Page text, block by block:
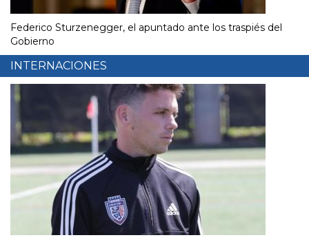
Federico Sturzenegger, el apuntado ante los traspiés del
Gobierno
INTERNACIONES